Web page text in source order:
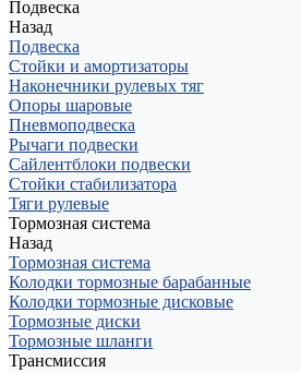
Подвеска
Назад
Подвеска
Стойки и амортизаторы
Наконечники рулевых тяг
Опоры шаровые
Пневмоподвеска
Рычаги подвески
Сайлентблоки подвески
Стойки стабилизатора
Тяги рулевые
Тормозная система
Назад
Тормозная система
Колодки тормозные барабанные
Колодки тормозные дисковые
Тормозные диски
Тормозные шланги
Трансмиссия